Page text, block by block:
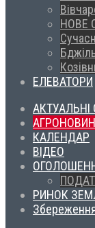
НОВЕ
ЕЛЕВАТОРИ
АКТУАЛЬНІ
КАЛЕНДАР
ВІДЕО
РИНОК